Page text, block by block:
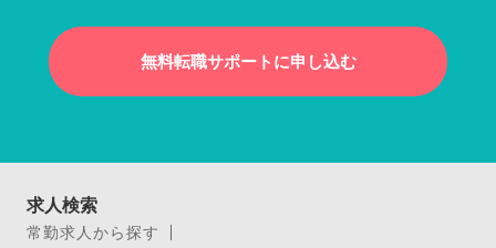
無料転職サポートに申し込む
求人検索
常勤求人から探す